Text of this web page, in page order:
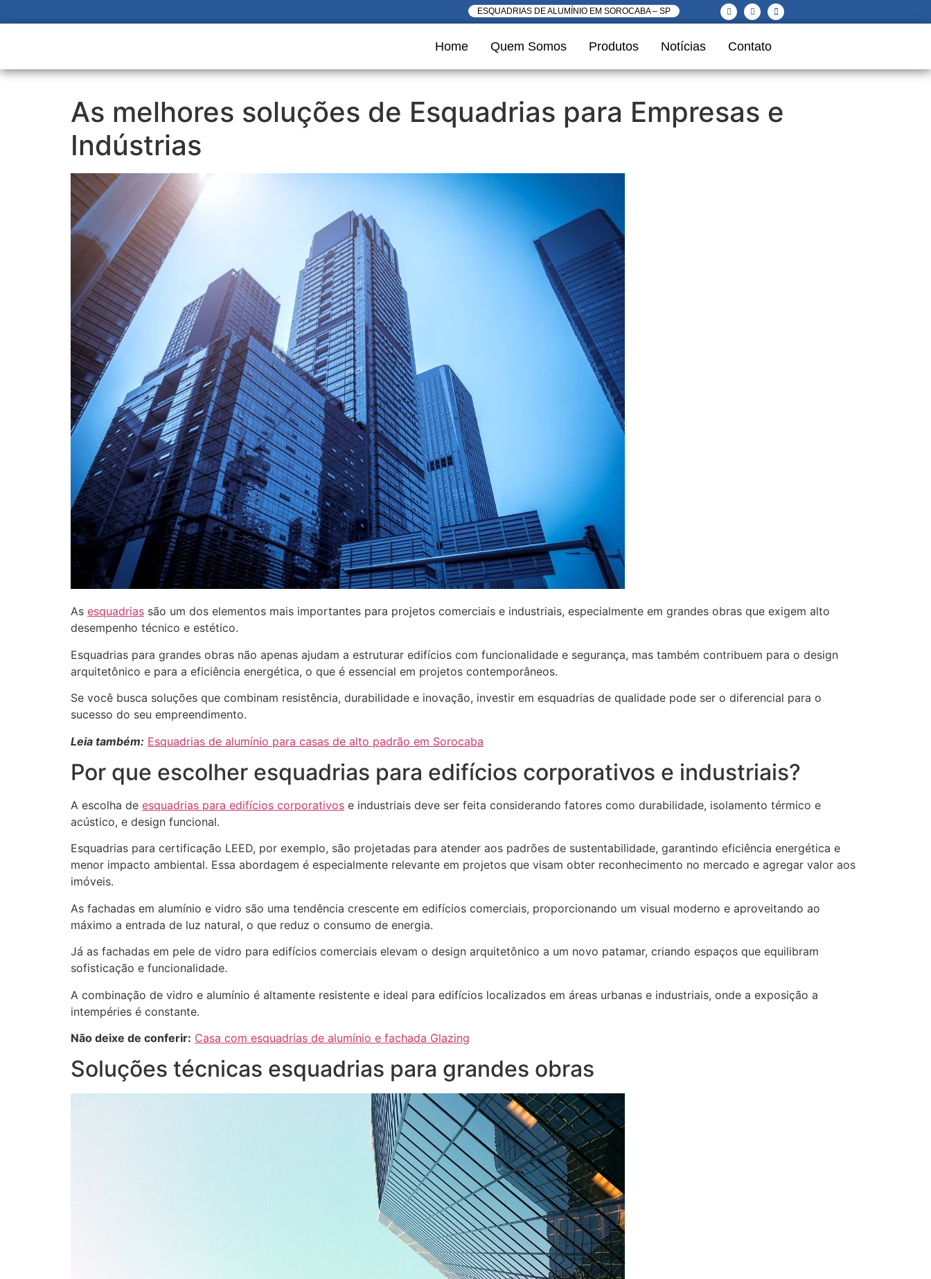
ESQUADRIAS DE ALUMÍNIO EM SOROCABA – SP
Home Quem Somos Produtos Notícias Contato
As melhores soluções de Esquadrias para Empresas e
Indústrias
As esquadrias são um dos elementos mais importantes para projetos comerciais e industriais, especialmente em grandes obras que exigem alto
desempenho técnico e estético.
Esquadrias para grandes obras não apenas ajudam a estruturar edifícios com funcionalidade e segurança, mas também contribuem para o design
arquitetônico e para a eficiência energética, o que é essencial em projetos contemporâneos.
Se você busca soluções que combinam resistência, durabilidade e inovação, investir em esquadrias de qualidade pode ser o diferencial para o
sucesso do seu empreendimento.
Leia também: Esquadrias de alumínio para casas de alto padrão em Sorocaba
Por que escolher esquadrias para edifícios corporativos e industriais?
A escolha de esquadrias para edifícios corporativos e industriais deve ser feita considerando fatores como durabilidade, isolamento térmico e
acústico, e design funcional.
Esquadrias para certificação LEED, por exemplo, são projetadas para atender aos padrões de sustentabilidade, garantindo eficiência energética e
menor impacto ambiental. Essa abordagem é especialmente relevante em projetos que visam obter reconhecimento no mercado e agregar valor aos
imóveis.
As fachadas em alumínio e vidro são uma tendência crescente em edifícios comerciais, proporcionando um visual moderno e aproveitando ao
máximo a entrada de luz natural, o que reduz o consumo de energia.
Já as fachadas em pele de vidro para edifícios comerciais elevam o design arquitetônico a um novo patamar, criando espaços que equilibram
sofisticação e funcionalidade.
A combinação de vidro e alumínio é altamente resistente e ideal para edifícios localizados em áreas urbanas e industriais, onde a exposição a
intempéries é constante.
Não deixe de conferir: Casa com esquadrias de alumínio e fachada Glazing
Soluções técnicas esquadrias para grandes obras